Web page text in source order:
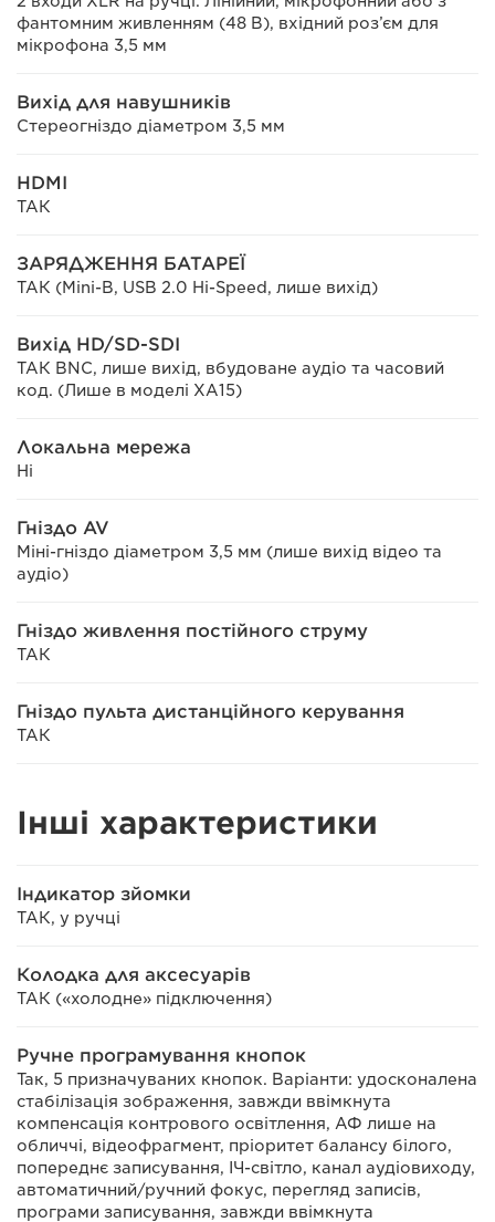
фантомним живленням (48 В), вхідний роз’єм для
мікрофона 3,5 мм
Вихід для навушників
Стереогніздо діаметром 3,5 мм
HDMI
ТАК
ЗАРЯДЖЕННЯ БАТАРЕЇ
ТАК (Mini-B, USB 2.0 Hi-Speed, лише вихід)
Вихід HD/SD-SDI
ТАК BNC, лише вихід, вбудоване аудіо та часовий
код. (Лише в моделі XA15)
Локальна мережа
Ні
Гніздо AV
Міні-гніздо діаметром 3,5 мм (лише вихід відео та
аудіо)
Гніздо живлення постійного струму
ТАК
Гніздо пульта дистанційного керування
ТАК
Інші характеристики
Індикатор зйомки
ТАК, у ручці
Колодка для аксесуарів
ТАК («холодне» підключення)
Ручне програмування кнопок
Так, 5 призначуваних кнопок. Варіанти: удосконалена
стабілізація зображення, завжди ввімкнута
компенсація контрового освітлення, АФ лише на
обличчі, відеофрагмент, пріоритет балансу білого,
попереднє записування, ІЧ-світло, канал аудіовиходу,
автоматичний/ручний фокус, перегляд записів,
програми записування, завжди ввімкнута